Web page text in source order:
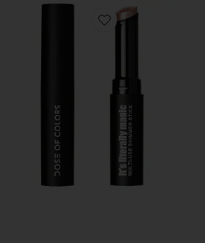
Favorite ROTULADOR